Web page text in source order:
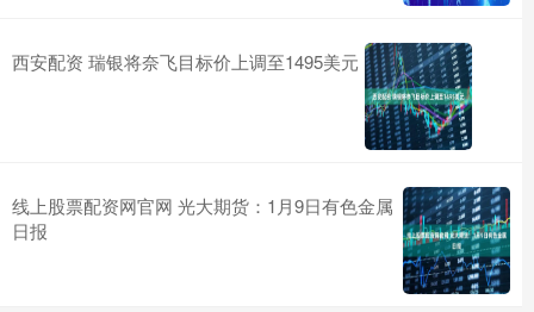
西安配资 瑞银将奈飞目标价上调至1495美元
线上股票配资网官网 光大期货：1月9日有色金属
日报